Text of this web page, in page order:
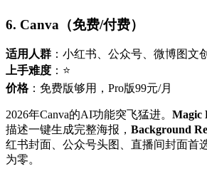
6. Canva（免费/付费）
适用人群 ：小红书、公众号、微博图文
上手难度 ：⭐
价格：免费版够用，Pro版99元/月
2026年Canva的AI功能突飞猛进。 Magic
描述一键生成完整海报， Background
红书封面、公众号头图、直播间封面首
为零。